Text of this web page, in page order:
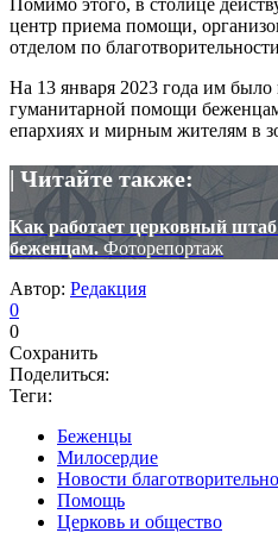
центр приема помощи,
отделом по
На 13 января 2023 года им
гуманитарной помощи
епархиях и мирным жителям в
| Читайте также:
Как работает церковный
беженцам.Фоторепортаж
Автор: Редакция
0
0
Сохранить
Поделиться:
Теги:
Беженцы
Милосердие
Новости
Помощь
Церковь и общество